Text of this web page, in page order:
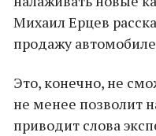
Михаил Ерцев
продажу
Это, конечно, не
не менее позволит
приводит слова